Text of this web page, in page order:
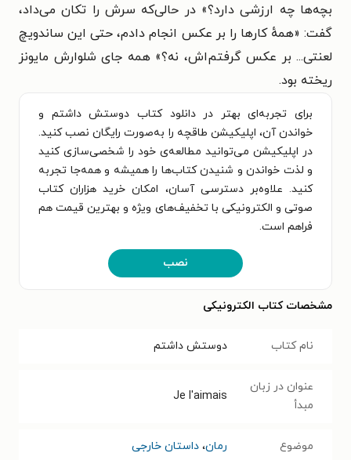
بچه‌ها چه ارزشی دارد؟» در حالی‌که سرش را تکان می‌داد،
گفت: «همهٔ کارها را بر عکس انجام دادم، حتی این ساندویچ
لعنتی... بر عکس گرفتم‌اش، نه؟» همه جای شلوارش مایونز
ریخته بود.
برای تجربه‌ای بهتر در دانلود کتاب دوستش داشتم و
خواندن آن، اپلیکیشن طاقچه را به‌صورت رایگان نصب کنید.
در اپلیکیشن می‌توانید مطالعه‌ی خود را شخصی‌سازی کنید
و لذت خواندن و شنیدن کتاب‌ها را همیشه و همه‌جا تجربه
کنید. علاوه‌بر دسترسی آسان، امکان خرید هزاران کتاب
صوتی و الکترونیکی با تخفیف‌های ویژه و بهترین قیمت هم
فراهم است.
نصب
مشخصات کتاب الکترونیکی
نام کتاب دوستش داشتم
عنوان در زبان
مبدأ
Je l'aimais
موضوع رمان، داستان خارجی